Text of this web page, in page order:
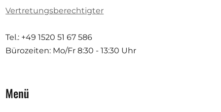
Vertretungsberechtigter
Tel.: +49 1520 51 67 586
Bürozeiten: Mo/Fr 8:30 - 13:30 Uhr
Menü